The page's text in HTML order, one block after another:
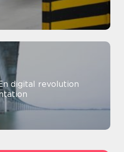
digital revolution